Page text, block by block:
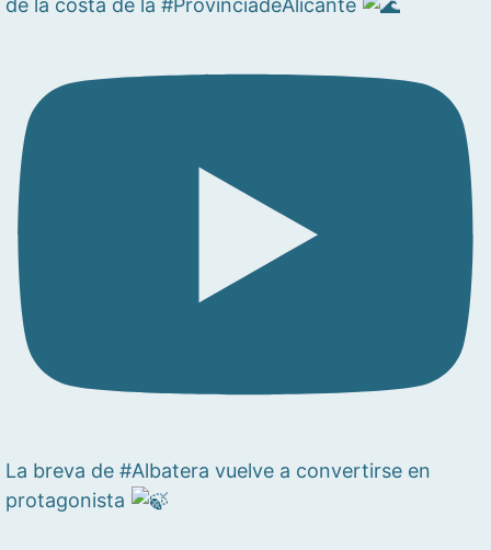
La breva de #Albatera vuelve a convertirse en
protagonista